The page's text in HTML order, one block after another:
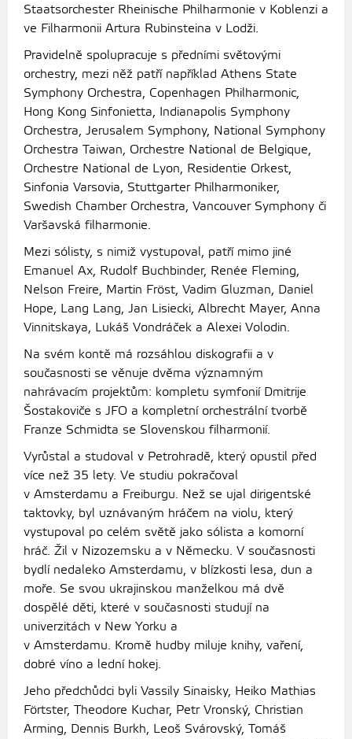
Staatsorchester Rheinische Philharmonie v Koblenzi a
ve Filharmonii Artura Rubinsteina v Lodži.
Pravidelně spolupracuje s předními světovými
orchestry, mezi něž patří například Athens State
Symphony Orchestra, Copenhagen Philharmonic,
Hong Kong Sinfonietta, Indianapolis Symphony
Orchestra, Jerusalem Symphony, National Symphony
Orchestra Taiwan, Orchestre National de Belgique,
Orchestre National de Lyon, Residentie Orkest,
Sinfonia Varsovia, Stuttgarter Philharmoniker,
Swedish Chamber Orchestra, Vancouver Symphony či
Varšavská filharmonie.
Mezi sólisty, s nimiž vystupoval, patří mimo jiné
Emanuel Ax, Rudolf Buchbinder, Renée Fleming,
Nelson Freire, Martin Fröst, Vadim Gluzman, Daniel
Hope, Lang Lang, Jan Lisiecki, Albrecht Mayer, Anna
Vinnitskaya, Lukáš Vondráček a Alexei Volodin.
Na svém kontě má rozsáhlou diskografii a v
současnosti se věnuje dvěma významným
nahrávacím projektům: kompletu symfonií Dmitrije
Šostakoviče s JFO a kompletní orchestrální tvorbě
Franze Schmidta se Slovenskou filharmonií.
Vyrůstal a studoval v Petrohradě, který opustil před
více než 35 lety. Ve studiu pokračoval
v Amsterdamu a Freiburgu. Než se ujal dirigentské
taktovky, byl uznávaným hráčem na violu, který
vystupoval po celém světě jako sólista a komorní
hráč. Žil v Nizozemsku a v Německu. V současnosti
bydlí nedaleko Amsterdamu, v blízkosti lesa, dun a
moře. Se svou ukrajinskou manželkou má dvě
dospělé děti, které v současnosti studují na
univerzitách v New Yorku a
v Amsterdamu. Kromě hudby miluje knihy, vaření,
dobré víno a lední hokej.
Jeho předchůdci byli Vassily Sinaisky, Heiko Mathias
Förtster, Theodore Kuchar, Petr Vronský, Christian
Arming, Dennis Burkh, Leoš Svárovský, Tomáš